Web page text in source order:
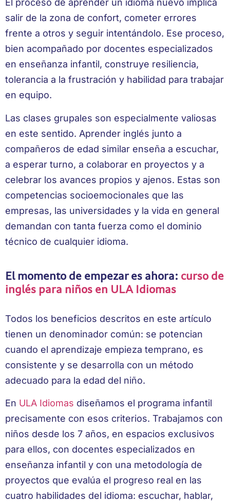
El proceso de aprender un idioma nuevo implica
salir de la zona de confort, cometer errores
frente a otros y seguir intentándolo. Ese proceso,
bien acompañado por docentes especializados
en enseñanza infantil, construye resiliencia,
tolerancia a la frustración y habilidad para trabajar
en equipo.
Las clases grupales son especialmente valiosas
en este sentido. Aprender inglés junto a
compañeros de edad similar enseña a escuchar,
a esperar turno, a colaborar en proyectos y a
celebrar los avances propios y ajenos. Estas son
competencias socioemocionales que las
empresas, las universidades y la vida en general
demandan con tanta fuerza como el dominio
técnico de cualquier idioma.
El momento de empezar es ahora: curso de
inglés para niños en ULA Idiomas
Todos los beneficios descritos en este artículo
tienen un denominador común: se potencian
cuando el aprendizaje empieza temprano, es
consistente y se desarrolla con un método
adecuado para la edad del niño.
En ULA Idiomas diseñamos el programa infantil
precisamente con esos criterios. Trabajamos con
niños desde los 7 años, en espacios exclusivos
para ellos, con docentes especializados en
enseñanza infantil y con una metodología de
proyectos que evalúa el progreso real en las
cuatro habilidades del idioma: escuchar, hablar,